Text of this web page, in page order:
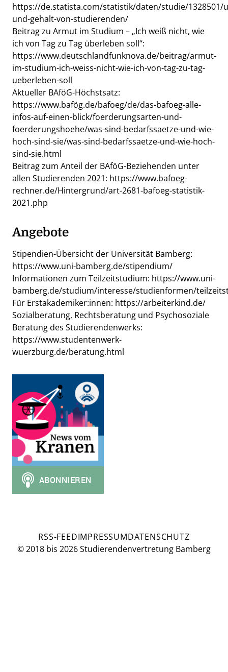
https://de.statista.com/statistik/daten/studie/1328501/
und-gehalt-von-studierenden/
Beitrag zu Armut im Studium – „Ich weiß nicht, wie
ich von Tag zu Tag überleben soll“:
https://www.deutschlandfunknova.de/beitrag/armut-
im-studium-ich-weiss-nicht-wie-ich-von-tag-zu-tag-
ueberleben-soll
Aktueller BAföG-Höchstsatz:
https://www.bafög.de/bafoeg/de/das-bafoeg-alle-
infos-auf-einen-blick/foerderungsarten-und-
foerderungshoehe/was-sind-bedarfssaetze-und-wie-
hoch-sind-sie/was-sind-bedarfssaetze-und-wie-hoch-
sind-sie.html
Beitrag zum Anteil der BAföG-Beziehenden unter
allen Studierenden 2021: https://www.bafoeg-
rechner.de/Hintergrund/art-2681-bafoeg-statistik-
2021.php
Angebote
Stipendien-Übersicht der Universität Bamberg:
https://www.uni-bamberg.de/stipendium/
Informationen zum Teilzeitstudium: https://www.uni-
bamberg.de/studium/interesse/studienformen/
Für Erstakademiker:innen: https://arbeiterkind.de/
Sozialberatung, Rechtsberatung und Psychosoziale
Beratung des Studierendenwerks:
https://www.studentenwerk-
wuerzburg.de/beratung.html
© 2018 bis 2026 Studierendenvertretung Bamberg
RSS-FEEDIMPRESSUMDATENSCHUTZ